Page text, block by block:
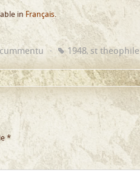
in Français.
1948, st theophile
*